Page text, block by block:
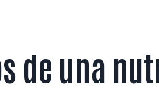
de una